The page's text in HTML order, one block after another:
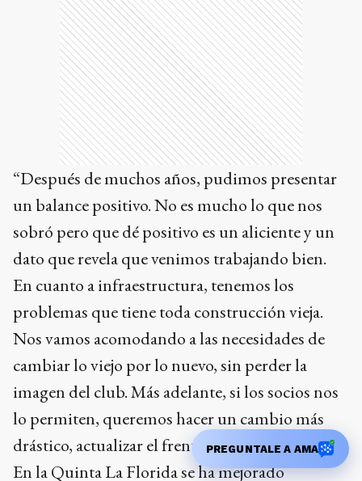
“Después de muchos años, pudimos presentar
un balance positivo. No es mucho lo que nos
sobró pero que dé positivo es un aliciente y un
dato que revela que venimos trabajando bien.
En cuanto a infraestructura, tenemos los
problemas que tiene toda construcción vieja.
Nos vamos acomodando a las necesidades de
cambiar lo viejo por lo nuevo, sin perder la
imagen del club. Más adelante, si los socios nos
lo permiten, queremos hacer un cambio más
drástico, actualizar el frente del club.
En la Quinta La Florida se ha mejorado
PREGUNTALE A AMA